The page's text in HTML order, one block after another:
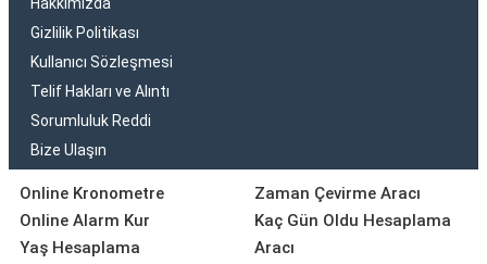
Gizlilik Politikası
Kullanıcı Sözleşmesi
Telif Hakları ve Alıntı
Sorumluluk Reddi
Bize Ulaşın
Online Kronometre
Online Alarm Kur
Yaş Hesaplama
Zaman Çevirme Aracı
Kaç Gün Oldu Hesaplama
Aracı